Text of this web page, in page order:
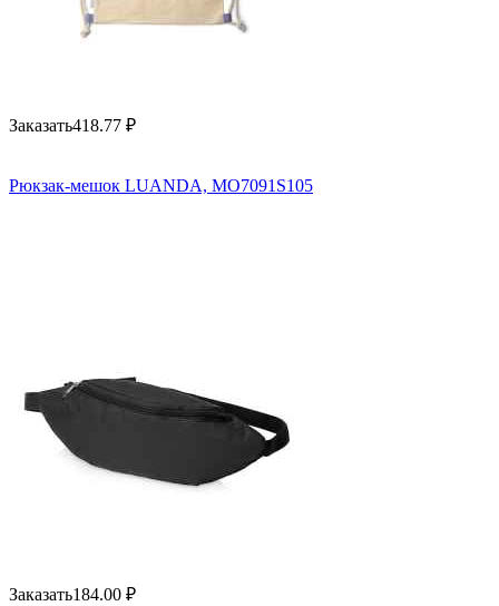
Заказать418.77 ₽
Рюкзак-мешок LUANDA, MO7091S105
Заказать184.00 ₽